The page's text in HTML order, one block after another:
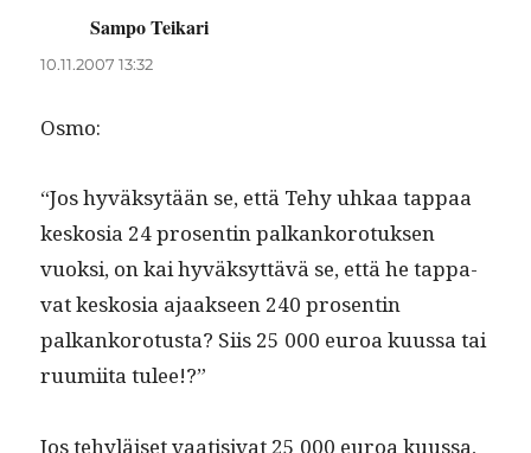
Sampo Teikari
10.11.2007 13:32
Osmo:
“Jos hyväksytään se, että Tehy uhkaa tap­paa
keskosia 24 pros­entin palkanko­ro­tuk­sen
vuok­si, on kai hyväksyt­tävä se, että he tap­pa­
vat keskosia ajaak­seen 240 pros­entin
palkanko­ro­tus­ta? Siis 25 000 euroa kuus­sa tai
ruumi­ita tulee!?”
Jos tehyläiset vaati­si­vat 25 000 euroa kuus­sa,